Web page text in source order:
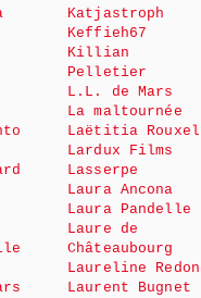
Katjastroph
Keffieh67
Killian
Pelletier
L.L. de Mars
La maltournée
Laëtitia Rouxel
Lardux Films
Lasserpe
Laura Ancona
Laura Pandelle
Laure de
Châteaubourg
Laureline Redon
Laurent Bugnet